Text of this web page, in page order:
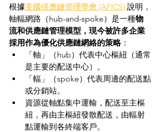
根據美國供應鏈管理學會 (APICS) 說明，
軸輻網路（hub-and-spoke）是一種物
流和供應鏈管理模型，現今被許多企業
採用作為優化供應鏈網絡的策略：
「軸」（hub）代表中心樞紐（通常
是主要的配送中心）。
「輻」（spoke）代表周邊的配送點
或分銷站。
資源從軸點集中運輸，配送至主樞
紐，再由主樞紐發散配送，由輻射
點運輸到各終端客戶。